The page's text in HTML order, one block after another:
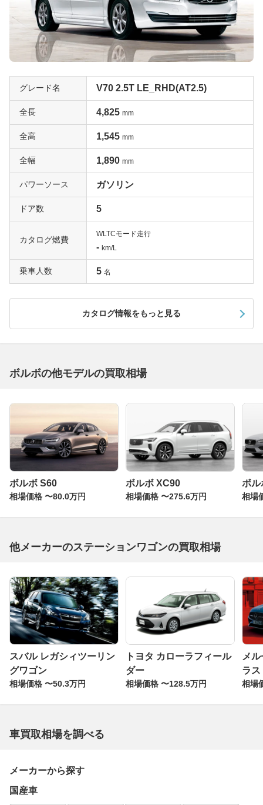
Fのみであるのも特徴です。価格に対するバリューは非常
に高いグレードなので、中古車市場でも人気があります。
ぜひ一括査定を試してみてください。
パワフルな走りと豪華な装備が魅力「T6 AWD」
3Lの直列6気筒ターボを搭載したV70のフラッグシップグ
レード。285ps/400Nmという高性能で、4WDを採用して
いるのであらゆる環境で安定した走りを味わうことができ
ます。装備も充実していて、ベンチレーション機能付きの
レザーシート、ドライビングモード切り替え式のアクティ
ブパフォーマンスシャシー、アダプティブ・クルーズ・コ
インチホイール、650Wのプレミアムオーディオなど、も
うこれ以上望むものはほとんどありません。最高級グレー
ドは安定した人気があるので、一括査定でも高評価は確実
V70の最後を飾る装備充実グレード「T5 Classic」
V70のモデル末期に近い2015年に登場したT5 Classicは、
豪華な装備が与えられたグレードです。ざっとその内容を
挙げてみるとセミアニリンレザーのシート、ダークウォー
ルナットウッドパネル、12セグ地上デジタルTVチューナ
ー、電動ガラスサンルーフ、プレミアム・サウンド・オー
ディオシステム、18インチアルミホイールなど、まさに
も最新モデル並みに充実していて、駐車の操作を自動で行
約束”グレードで、装備が充実しているのでとても人気が
あります。一括査定では高い評価となるはずです。
グレード名 V70 2.5T LE_RHD(AT2.5)
全長 4,825 mm
全高 1,545 mm
全幅 1,890 mm
パワーソース ガソリン
ドア数 5
カタログ燃費
WLTCモード走行
- km/L
乗車人数 5 名
カタログ情報をもっと見る
ボルボの他モデルの買取相場
ボルボ S60
相場価格 〜80.0万円
ボルボ XC90
相場価格 〜275.6万円
ボル
相場
他メーカーのステーションワゴンの買取相場
スバル レガシィツーリン
グワゴン
相場価格 〜50.3万円
トヨタ カローラフィール
ダー
相場価格 〜128.5万円
メ
ラス
相場
車買取相場を調べる
メーカーから探す
国産車